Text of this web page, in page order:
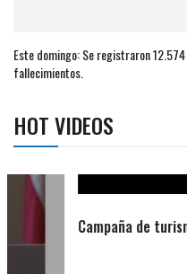
Este domingo: Se registraron
fallecimientos.
HOT VIDEOS
Campaña de turismo otoño-